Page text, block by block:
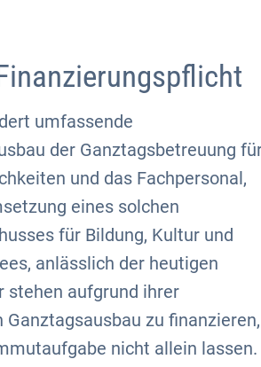
umfassende
der Ganztagsbetreuung
und das Fachpersonal,
eines solchen
für Bildung, Kultur und
anlässlich der heutigen
stehen aufgrund ihrer
zu finanzieren,
nicht allein lassen.